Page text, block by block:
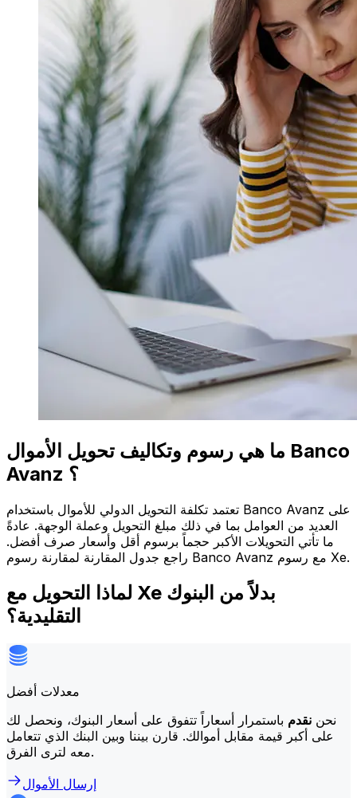
ما هي رسوم وتكاليف تحويل الأموال Banco
Avanz ؟
تعتمد تكلفة التحويل الدولي للأموال باستخدام Banco Avanz على
العديد من العوامل بما في ذلك مبلغ التحويل وعملة الوجهة. عادةً
ما تأتي التحويلات الأكبر حجماً برسوم أقل وأسعار صرف أفضل.
راجع جدول المقارنة لمقارنة رسوم Banco Avanz مع رسوم Xe.
لماذا التحويل مع Xe بدلاً من البنوك
التقليدية؟
معدلات أفضل
نحن نقدم باستمرار أسعاراً تتفوق على أسعار البنوك، ونحصل لك
على أكبر قيمة مقابل أموالك. قارن بيننا وبين البنك الذي تتعامل
معه لترى الفرق.
إرسال الأموال